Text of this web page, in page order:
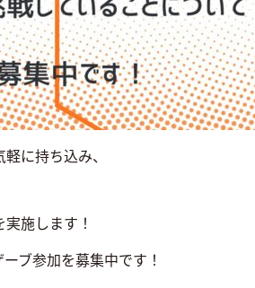
に持ち込み、
施します！
ブ参加を募集中です！